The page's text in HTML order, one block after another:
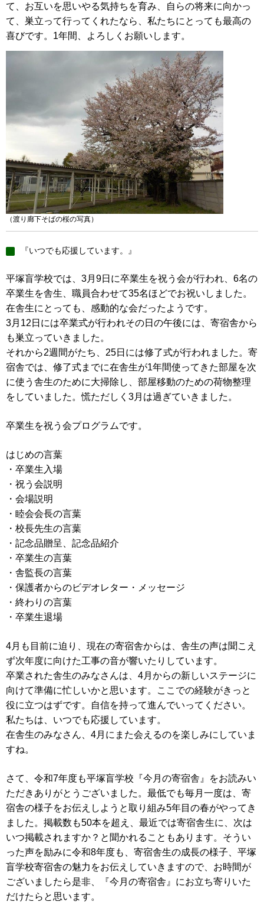
て、お互いを思いやる気持ちを育み、自らの将来に向かっ
て、巣立って行ってくれたなら、私たちにとっても最高の
喜びです。1年間、よろしくお願いします。
（渡り廊下そばの桜の写真）
『いつでも応援しています。』
平塚盲学校では、3月9日に卒業生を祝う会が行われ、6名の
卒業生を舎生、職員合わせて35名ほどでお祝いしました。
在舎生にとっても、感動的な会だったようです。
3月12日には卒業式が行われその日の午後には、寄宿舎から
も巣立っていきました。
それから2週間がたち、25日には修了式が行われました。寄
宿舎では、修了式までに在舎生が1年間使ってきた部屋を次
に使う舎生のために大掃除し、部屋移動のための荷物整理
をしていました。慌ただしく3月は過ぎていきました。
卒業生を祝う会プログラムです。
はじめの言葉
・卒業生入場
・祝う会説明
・会場説明
・睦会会長の言葉
・校長先生の言葉
・記念品贈呈、記念品紹介
・卒業生の言葉
・舎監長の言葉
・保護者からのビデオレター・メッセージ
・終わりの言葉
・卒業生退場
4月も目前に迫り、現在の寄宿舎からは、舎生の声は聞こえ
ず次年度に向けた工事の音が響いたりしています。
卒業された舎生のみなさんは、4月からの新しいステージに
向けて準備に忙しいかと思います。ここでの経験がきっと
役に立つはずです。自信を持って進んでいってください。
私たちは、いつでも応援しています。
在舎生のみなさん、4月にまた会えるのを楽しみにしていま
すね。
さて、令和7年度も平塚盲学校『今月の寄宿舎』をお読みい
ただきありがとうございました。最低でも毎月一度は、寄
宿舎の様子をお伝えしようと取り組み5年目の春がやってき
ました。掲載数も50本を超え、最近では寄宿舎生に、次は
いつ掲載されますか？と聞かれることもあります。そうい
った声を励みに令和8年度も、寄宿舎生の成長の様子、平塚
盲学校寄宿舎の魅力をお伝えしていきますので、お時間が
ございましたら是非、『今月の寄宿舎』にお立ち寄りいた
だけたらと思います。